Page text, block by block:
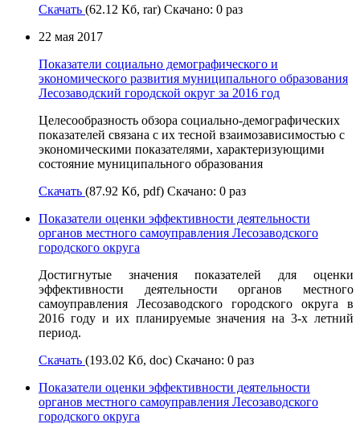
Скачать (62.12 Кб, rar) Скачано: 0 раз
22 мая 2017
Показатели социально демографического и
экономического развития муниципального образования
Лесозаводский городской округ за 2016 год
Целесообразность обзора социально-демографических
показателей связана с их тесной взаимозависимостью с
экономическими показателями, характеризующими
состояние муниципального образования
Скачать (87.92 Кб, pdf) Скачано: 0 раз
Показатели оценки эффективности деятельности
органов местного самоуправления Лесозаводского
городского округа
Достигнутые значения показателей для оценки
эффективности деятельности органов местного
самоуправления Лесозаводского городского округа в
2016 году и их планируемые значения на 3-х летний
период.
Скачать (193.02 Кб, doc) Скачано: 0 раз
Показатели оценки эффективности деятельности
органов местного самоуправления Лесозаводского
городского округа